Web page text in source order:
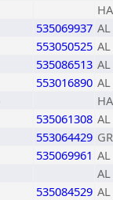
HA
535069937 AL
553050525 AL
535086513 AL
553016890 AL
HA
535061308 AL
553064429 GR
535069961 AL
AL
535084529 AL